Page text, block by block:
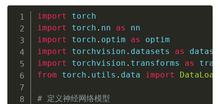
import
import torch . nn as
import torch . optim as
import torchvision . datasets as
import torchvision . transforms as
from torch . utils . data import
# 定义神经网络模型